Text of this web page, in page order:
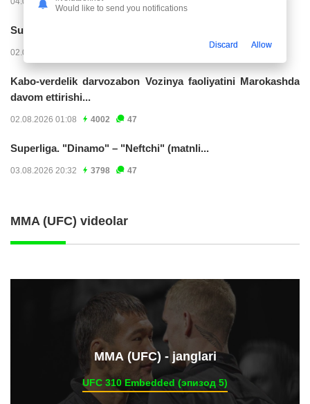
Superliga. “Buxoro” - “Lokomotiv”...
02.08.2026 03:08
Kabo-verdelik darvozabon Vozinya faoliyatini Marokashda
davom ettirishi...
02.08.2026 01:08 4002 47
Superliga. "Dinamo" – "Neftchi" (matnli...
03.08.2026 20:32 3798 47
MMA (UFC) videolar
ММА (UFC) - janglari
UFC 310 Embedded (эпизод 5)
Would like to send you notifications
Discard Allow